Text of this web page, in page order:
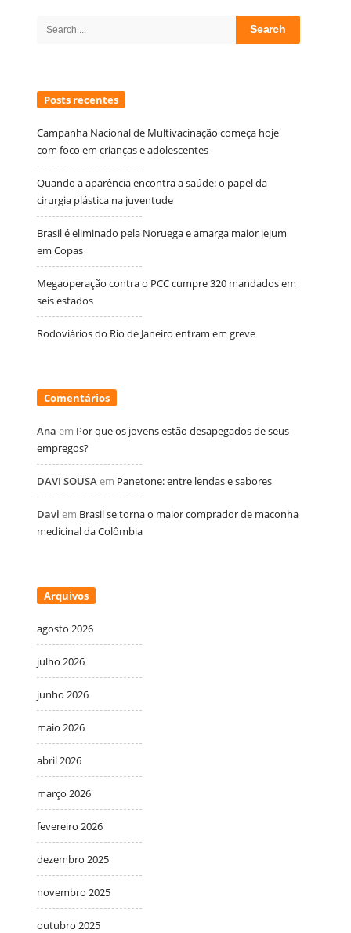
Posts recentes
Campanha Nacional de Multivacinação começa hoje
com foco em crianças e adolescentes
Quando a aparência encontra a saúde: o papel da
cirurgia plástica na juventude
Brasil é eliminado pela Noruega e amarga maior jejum
em Copas
Megaoperação contra o PCC cumpre 320 mandados em
seis estados
Rodoviários do Rio de Janeiro entram em greve
Comentários
Ana em Por que os jovens estão desapegados de seus
empregos?
DAVI SOUSA em Panetone: entre lendas e sabores
Davi em Brasil se torna o maior comprador de maconha
medicinal da Colômbia
Arquivos
agosto 2026
julho 2026
junho 2026
maio 2026
abril 2026
março 2026
fevereiro 2026
dezembro 2025
novembro 2025
outubro 2025